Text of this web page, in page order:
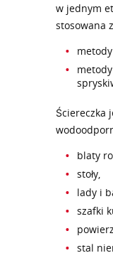
w jednym
stosowana
Ściereczka
blaty
stoły,
lady i
szafki
stal